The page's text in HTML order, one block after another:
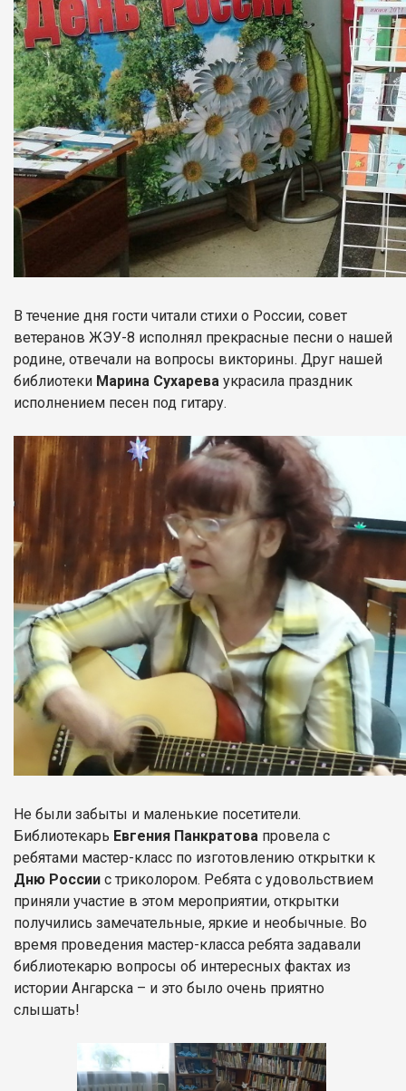
В течение дня гости читали стихи о России, совет
ветеранов ЖЭУ-8 исполнял прекрасные песни о нашей
родине, отвечали на вопросы викторины. Друг нашей
библиотеки Марина Сухарева украсила праздник
исполнением песен под гитару.
Не были забыты и маленькие посетители.
Библиотекарь Евгения Панкратова провела с
ребятами мастер-класс по изготовлению открытки к
Дню России с триколором. Ребята с удовольствием
приняли участие в этом мероприятии, открытки
получились замечательные, яркие и необычные. Во
время проведения мастер-класса ребята задавали
библиотекарю вопросы об интересных фактах из
истории Ангарска – и это было очень приятно
слышать!